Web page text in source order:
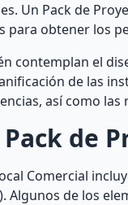
Un Pack de
para obtener los
contemplan el
de las
así como
de
Comercial
Algunos de los